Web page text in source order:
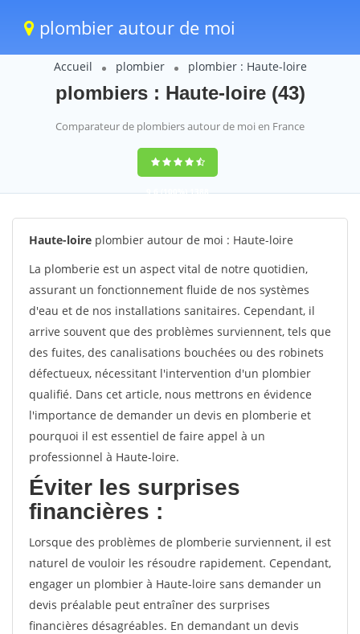
plombier autour de moi
Accueil plombier plombier : Haute-loire
plombiers : Haute-loire (43)
Comparateur de plombiers autour de moi en France
9,6(100%)1388
votes
Haute-loire plombier autour de moi : Haute-loire
La plomberie est un aspect vital de notre quotidien,
assurant un fonctionnement fluide de nos systèmes
d'eau et de nos installations sanitaires. Cependant, il
arrive souvent que des problèmes surviennent, tels que
des fuites, des canalisations bouchées ou des robinets
défectueux, nécessitant l'intervention d'un plombier
qualifié. Dans cet article, nous mettrons en évidence
l'importance de demander un devis en plomberie et
pourquoi il est essentiel de faire appel à un
professionnel à Haute-loire.
Éviter les surprises
financières :
Lorsque des problèmes de plomberie surviennent, il est
naturel de vouloir les résoudre rapidement. Cependant,
engager un plombier à Haute-loire sans demander un
devis préalable peut entraîner des surprises
financières désagréables. En demandant un devis